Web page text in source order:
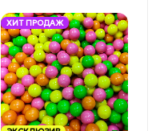
ХИТ ПРОДАЖ